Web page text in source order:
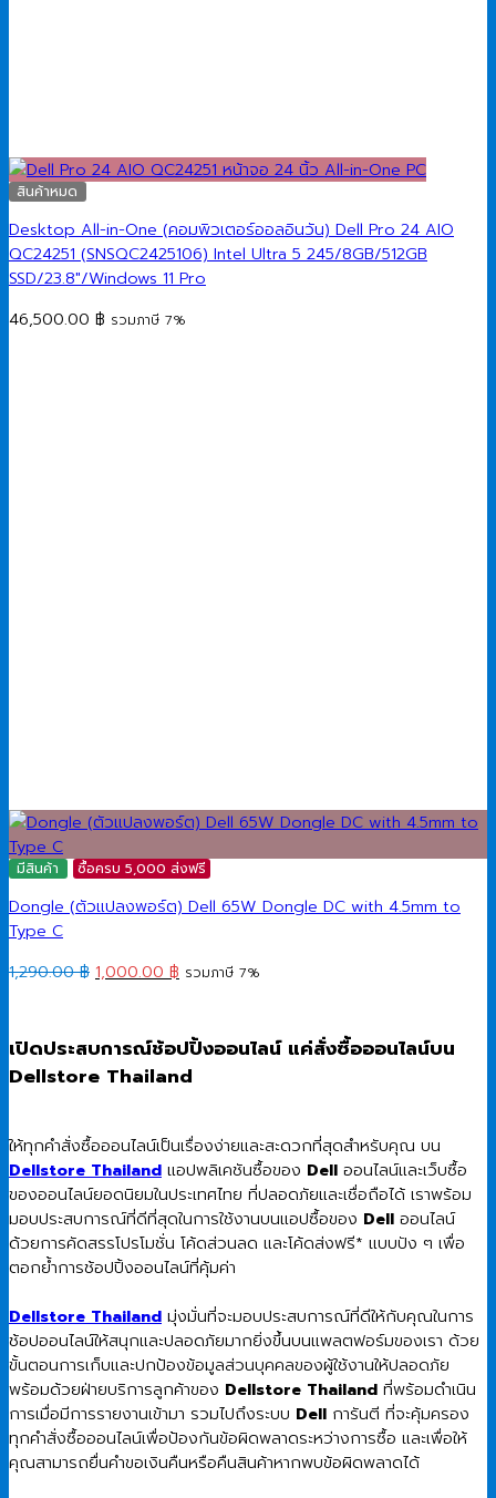
สินค้าหมด
Desktop All-in-One (คอมพิวเตอร์ออลอินวัน) Dell Pro 24 AIO
QC24251 (SNSQC2425106) Intel Ultra 5 245/8GB/512GB
SSD/23.8″/Windows 11 Pro
46,500.00 ฿ รวมภาษี 7%
มีสินค้า ซื้อครบ 5,000 ส่งฟรี
Dongle (ตัวแปลงพอร์ต) Dell 65W Dongle DC with 4.5mm to
Type C
1,290.00฿ Original
1,290.00 ฿.
1,000.00 ฿ Current
1,000.00 ฿.
รวมภาษี 7%
เปิดประสบการณ์ช้อปปิ้งออนไลน์ แค่สั่งซื้อออนไลน์บน
Dellstore Thailand
ให้ทุกคำสั่งซื้อออนไลน์เป็นเรื่องง่ายและสะดวกที่สุดสำหรับคุณ บน
Dellstore Thailand แอปพลิเคชันซื้อของ Dell ออนไลน์และเว็บซื้อ
ของออนไลน์ยอดนิยมในประเทศไทย ที่ปลอดภัยและเชื่อถือได้ เราพร้อม
มอบประสบการณ์ที่ดีที่สุดในการใช้งานบนแอปซื้อของ Dell ออนไลน์
ด้วยการคัดสรรโปรโมชั่น โค้ดส่วนลด และโค้ดส่งฟรี* แบบปัง ๆ เพื่อ
ตอกย้ำการช้อปปิ้งออนไลน์ที่คุ้มค่า
Dellstore Thailand มุ่งมั่นที่จะมอบประสบการณ์ที่ดีให้กับคุณในการ
ช้อปออนไลน์ให้สนุกและปลอดภัยมากยิ่งขึ้นบนแพลตฟอร์มของเรา ด้วย
ขั้นตอนการเก็บและปกป้องข้อมูลส่วนบุคคลของผู้ใช้งานให้ปลอดภัย
พร้อมด้วยฝ่ายบริการลูกค้าของ Dellstore Thailand ที่พร้อมดำเนิน
การเมื่อมีการรายงานเข้ามา รวมไปถึงระบบ Dell การันตี ที่จะคุ้มครอง
ทุกคำสั่งซื้อออนไลน์เพื่อป้องกันข้อผิดพลาดระหว่างการซื้อ และเพื่อให้
คุณสามารถยื่นคำขอเงินคืนหรือคืนสินค้าหากพบข้อผิดพลาดได้